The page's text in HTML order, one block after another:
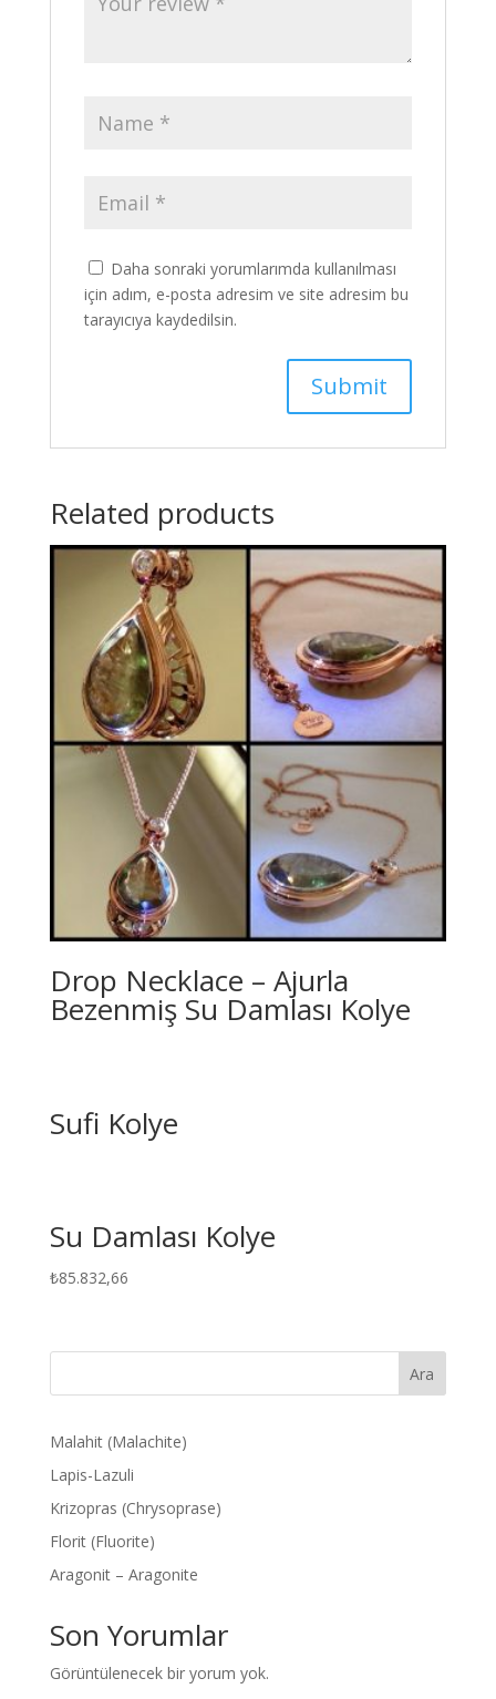
Daha sonraki yorumlarımda kullanılması
için adım, e-posta adresim ve site adresim bu
tarayıcıya kaydedilsin.
Related products
Drop Necklace – Ajurla
Bezenmiş Su Damlası Kolye
Sufi Kolye
Su Damlası Kolye
₺85.832,66
Ara
Malahit (Malachite)
Lapis-Lazuli
Krizopras (Chrysoprase)
Florit (Fluorite)
Aragonit – Aragonite
Son Yorumlar
Görüntülenecek bir yorum yok.